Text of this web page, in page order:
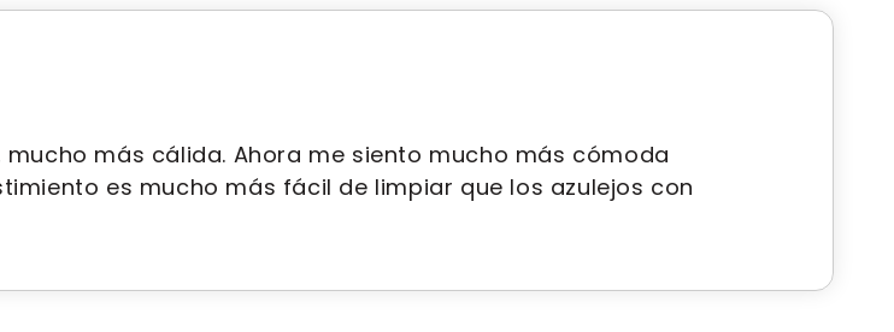
más cálida. Ahora me siento mucho más cómoda
es mucho más fácil de limpiar que los azulejos con